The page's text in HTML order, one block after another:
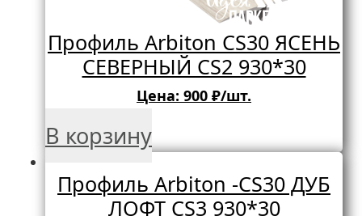
Профиль Arbiton CS30 ЯСЕНЬ
СЕВЕРНЫЙ CS2 930*30
Цена: 900 ₽/шт.
В корзину
Профиль Arbiton -CS30 ДУБ
ЛОФТ CS3 930*30